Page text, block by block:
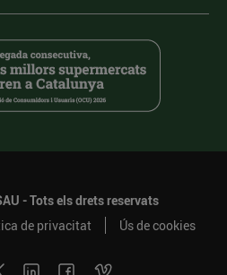
- Tots els drets reservats
de privacitat Ús de cookies